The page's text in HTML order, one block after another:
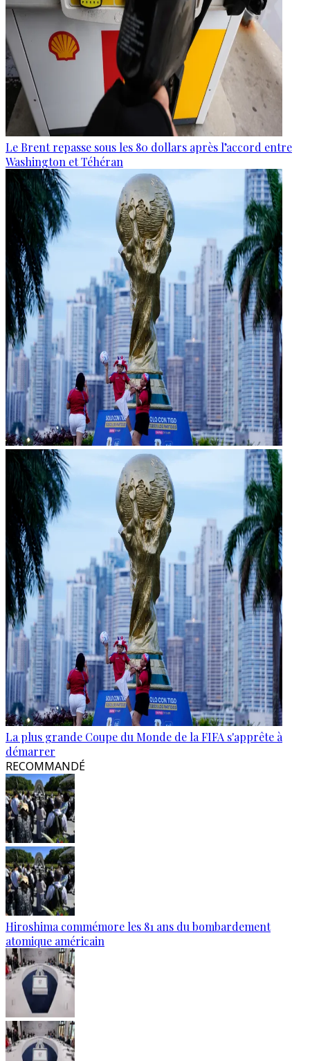
Le Brent repasse sous les 80 dollars après l’accord entre
Washington et Téhéran
La plus grande Coupe du Monde de la FIFA s'apprête à
démarrer
RECOMMANDÉ
Hiroshima commémore les 81 ans du bombardement
atomique américain